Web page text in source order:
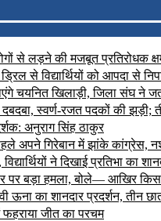
से लड़ने की मजबूत प्रतिरोधक
से विद्यार्थियों को आपदा से
चयनित खिलाड़ी, जिला संघ ने
स्वर्ण-रजत पदकों की झड़ी;
अनुराग सिंह ठाकुर
अपने गिरेबान में झांके कांग्रेस,
ने दिखाई प्रतिभा का
पर बड़ा हमला, बोले— आखिर
ऊना का शानदार प्रदर्शन, तीन
फहराया जीत का परचम